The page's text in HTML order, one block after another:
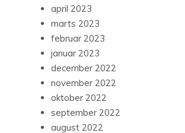
april 2023
marts 2023
februar 2023
januar 2023
december 2022
november 2022
oktober 2022
september 2022
august 2022